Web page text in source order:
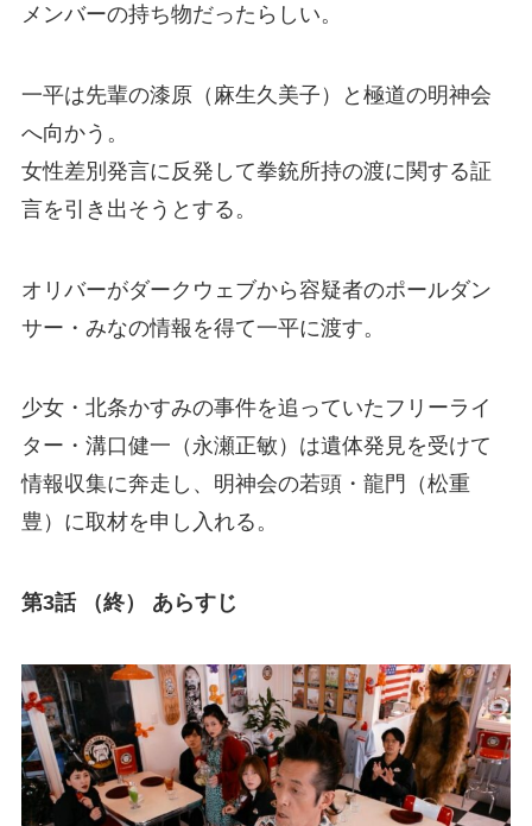
メンバーの持ち物だったらしい。
一平は先輩の漆原（麻生久美子）と極道の明神会
へ向かう。
女性差別発言に反発して拳銃所持の渡に関する証
言を引き出そうとする。
オリバーがダークウェブから容疑者のポールダン
サー・みなの情報を得て一平に渡す。
少女・北条かすみの事件を追っていたフリーライ
ター・溝口健一（永瀬正敏）は遺体発見を受けて
情報収集に奔走し、明神会の若頭・龍門（松重
豊）に取材を申し入れる。
第3話 （終） あらすじ